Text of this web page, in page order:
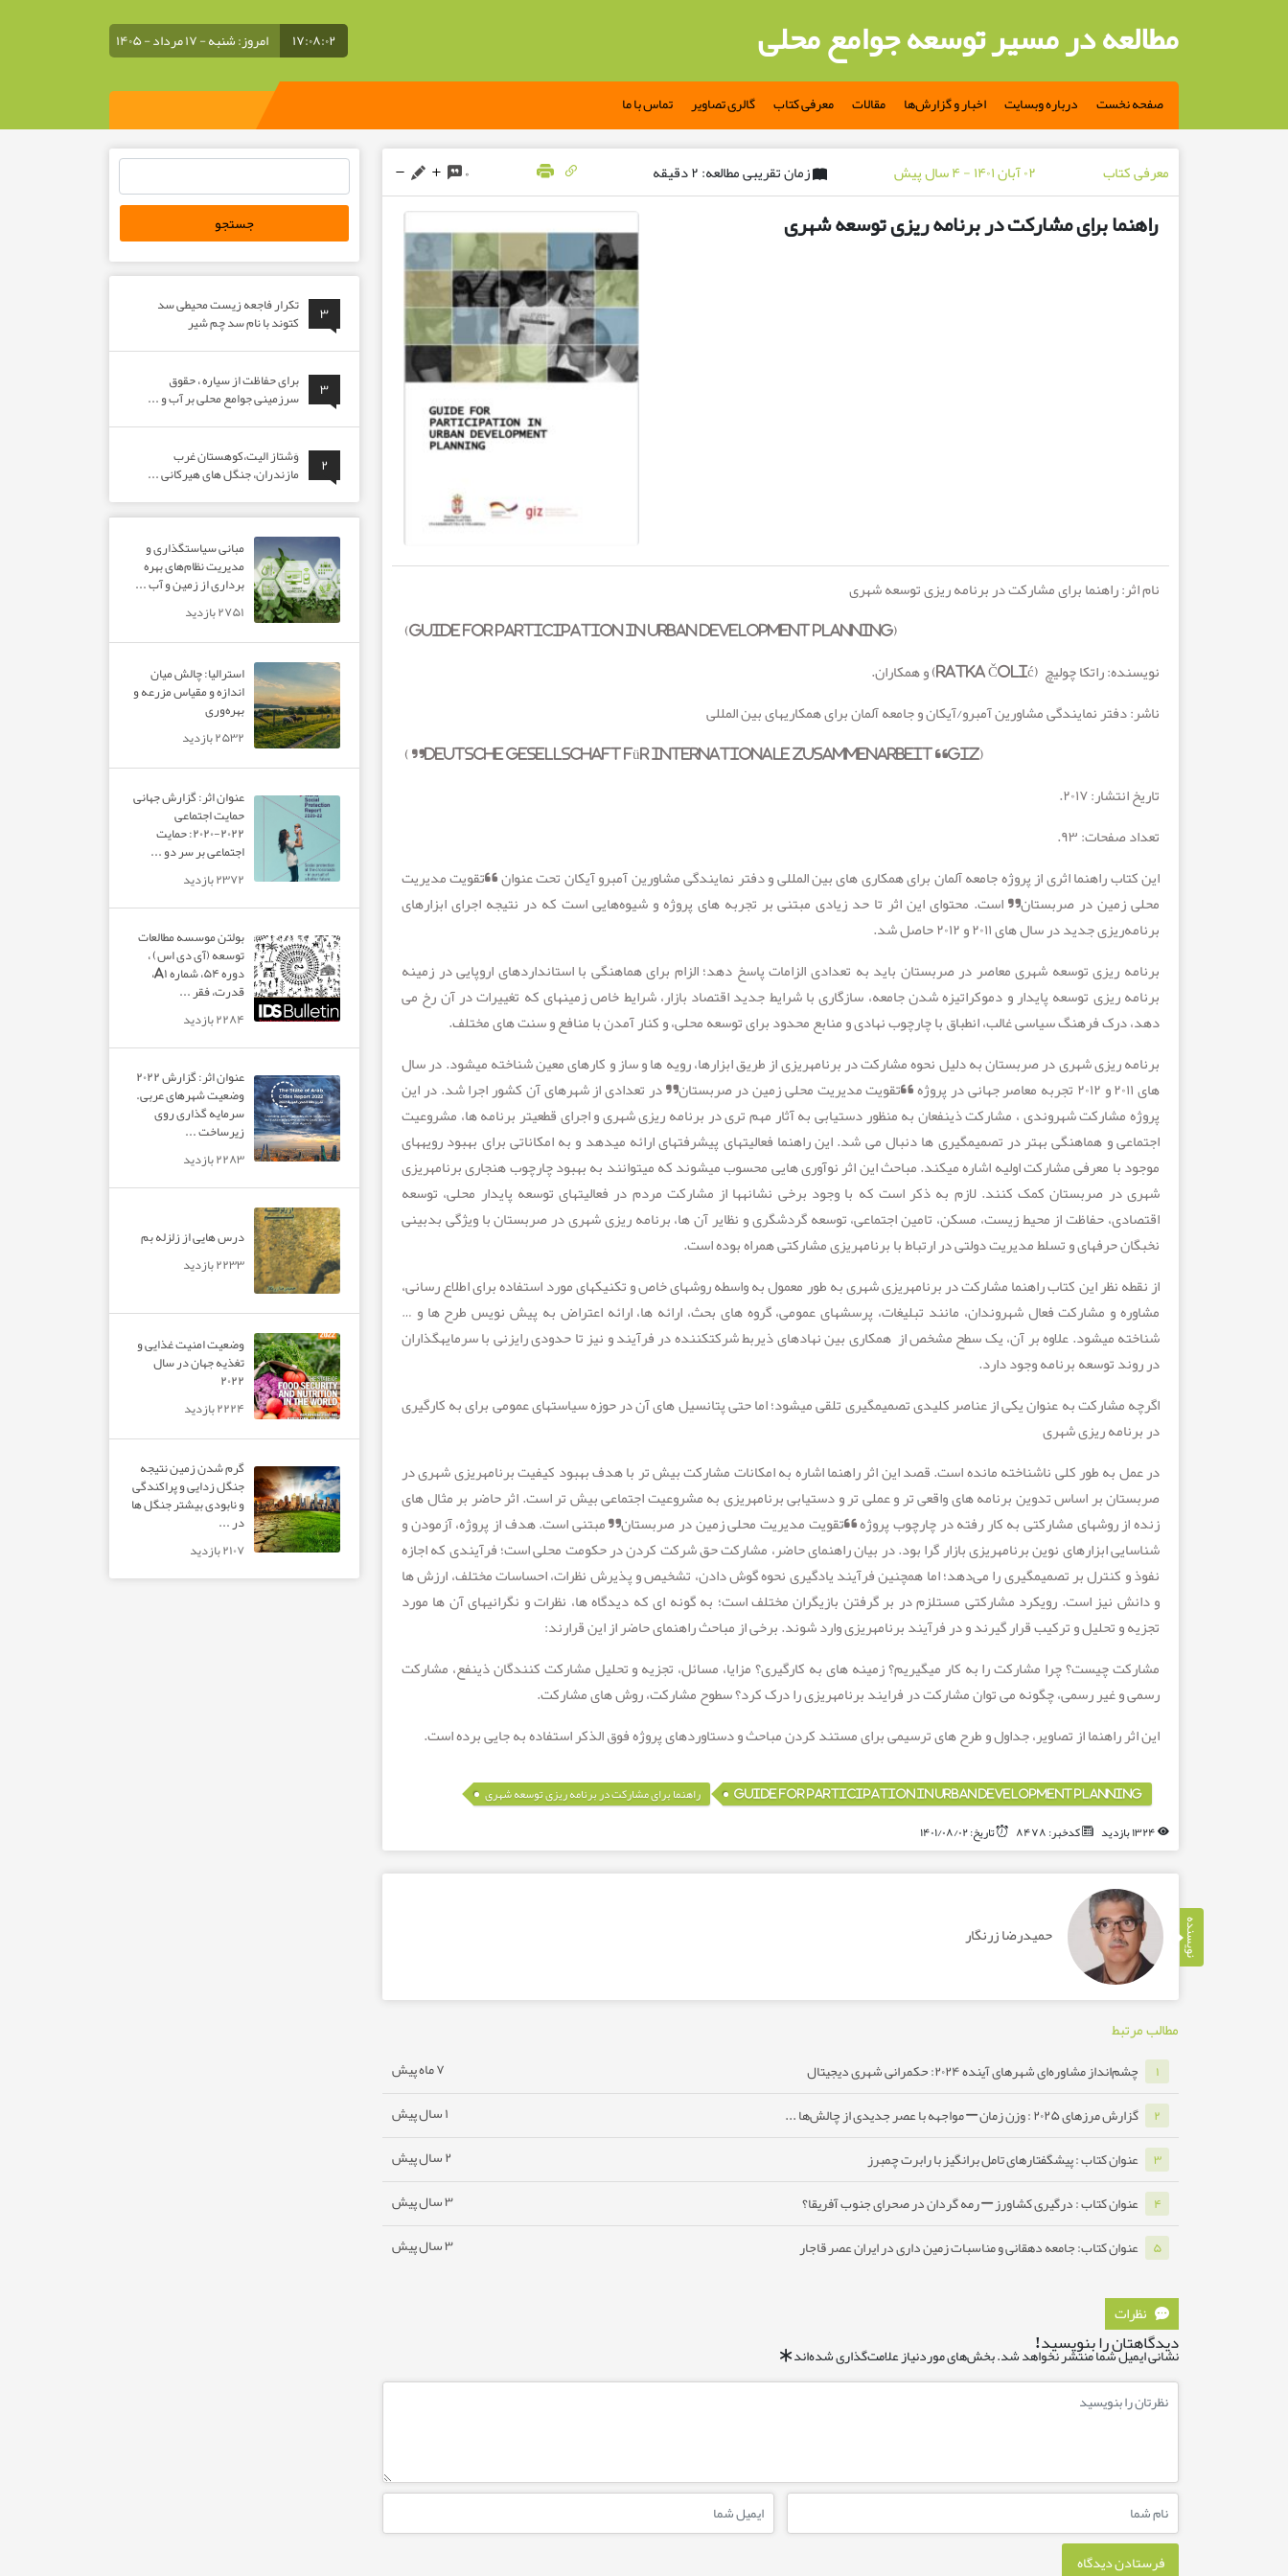
مطالعه در مسیر توسعه جوامع محلی ۱۷:۰۸:۰۳ امروز: شنبه - ۱۷ مرداد - ۱۴۰۵
صفحه نخست درباره وبسایت اخبار و گزارش‌ها مقالات معرفی کتاب گالری تصاویر تماس با ما
معرفی کتاب ۰۲ آبان ۱۴۰۱ - ۴ سال پیش زمان تقریبی مطالعه: ۲ دقیقه ۰
راهنما برای مشارکت در برنامه ریزی توسعه شهری
نام اثر: راهنما برای مشارکت در برنامه ریزی توسعه شهری
(GUIDE FOR PARTICIPATION IN URBAN
DEVELOPMENT PLANNING)
نویسنده: راتکا چولیچ (Ratka Čolić) و همکاران.
ناشر: دفتر نمایندگی مشاورین آمبرو/آیکان و جامعه آلمان برای همکاری­های بین المللی
(Deutsche Gesellschaft für Internationale Zusammenarbeit “GIZ” )
تاریخ انتشار: ۲۰۱۷.
تعداد صفحات: ۹۳.
این کتاب راهنما اثری از پروژه جامعه آلمان برای همکاری های بین المللی و دفتر نمایندگی مشاورین آمبرو آیکان تحت عنوان “تقویت مدیریت
محلی زمین در صربستان” است. محتوای این اثر تا حد زیادی مبتنی بر تجربه های پروژه و شیوه‌هایی است که در نتیجه اجرای ابزارهای
برنامه‌ریزی جدید در سال های ۲۰۱۱ و ۲۰۱۲ حاصل شد.
برنامه ریزی توسعه شهری معاصر در صربستان باید به تعدادی الزامات پاسخ دهد؛ الزام برای هماهنگی با استانداردهای اروپایی در زمینه
برنامه ریزی توسعه پایدار و دموکراتیزه شدن جامعه، سازگاری با شرایط جدید اقتصاد بازار، شرایط خاص زمینه­ای که تغییرات در آن رخ می
دهد، درک فرهنگ سیاسی غالب، انطباق با چارچوب نهادی و منابع محدود برای توسعه محلی، و کنار آمدن با منافع و سنت های مختلف.
برنامه ریزی شهری در صربستان به دلیل نحوه مشارکت در برنامه­ریزی از طریق ابزارها، رویه ها و ساز و کارهای معین شناخته می­شود. در سال
های ۲۰۱۱ و ۲۰۱۲ تجربه معاصر جهانی در پروژه “تقویت مدیریت محلی زمین در صربستان” در تعدادی از شهرهای آن کشور اجرا شد. در این
پروژه مشارکت شهروندی ، مشارکت ذینفعان به منظور دستیابی به آثار مهم تری در برنامه ریزی شهری و اجرای قطعی­تر برنامه ها، مشروعیت
اجتماعی و هماهنگی بهتر در تصمیم­گیری ها دنبال می شد. این راهنما فعالیت­های پیشرفته­ای ارائه می­دهد و به امکاناتی برای بهبود رویه­های
موجود با معرفی مشارکت اولیه اشاره می­کند. مباحث این اثر نوآوری هایی محسوب می­شوند که می­توانند به بهبود چارچوب هنجاری برنامه­ریزی
شهری در صربستان کمک کنند. لازم به ذکر است که با وجود برخی نشانه­ها از مشارکت مردم در فعالیت­های توسعه پایدار محلی، توسعه
اقتصادی، حفاظت از محیط زیست، مسکن، تامین اجتماعی، توسعه گردشگری و نظایر آن ها، برنامه ریزی شهری در صربستان با ویژگی بدبینی
نخبگان حرفه­ای و تسلط مدیریت دولتی در ارتباط با برنامه­ریزی مشارکتی همراه بوده است.
از نقطه نظر این کتاب راهنما مشارکت در برنامه­ریزی شهری به طور معمول به واسطه روش­های خاص و تکنیک­های مورد استفاده برای اطلاع رسانی،
مشاوره و مشارکت فعال شهروندان، مانند تبلیغات، پرسش­های عمومی، گروه های بحث، ارائه ها، ارائه اعتراض به پیش نویس طرح ها و …
شناخته می­شود. علاوه بر آن، یک سطح مشخص از همکاری بین نهادهای ذیربط شرکت­کننده در فرآیند و نیز تا حدودی رایزنی با سرمایه­گذاران
در روند توسعه برنامه وجود دارد.
اگرچه مشارکت به عنوان یکی از عناصر کلیدی تصمیم­گیری تلقی می­شود؛ اما حتی پتانسیل های آن در حوزه سیاست­های عمومی برای به کارگیری
در برنامه ریزی شهری
در عمل به طور کلی ناشناخته مانده است. قصد این اثر راهنما اشاره به امکانات مشارکت بیش تر با هدف بهبود کیفیت برنامه­ریزی شهری در
صربستان بر اساس تدوین برنامه های واقعی تر و عملی تر و دستیابی برنامه­ریزی به مشروعیت اجتماعی بیش تر است. اثر حاضر بر مثال های
زنده از روش­های مشارکتی به کار رفته در چارچوب پروژه “تقویت مدیریت محلی زمین در صربستان” مبتنی است. هدف از پروژه، آزمودن و
شناسایی ابزارهای نوین برنامه­ریزی بازار گرا بود. در بیان راهنمای حاضر، مشارکت حق شرکت کردن در حکومت محلی است؛ فرآیندی که اجازه
نفوذ و کنترل بر تصمیم­گیری را می‌دهد؛ اما همچنین فرآیند یادگیری نحوه گوش دادن، تشخیص و پذیرش نظرات، احساسات مختلف، ارزش ها
و دانش نیز است. رویکرد مشارکتی مستلزم در بر گرفتن بازیگران مختلف است؛ به گونه ای که دیدگاه ها، نظرات و نگرانی­های آن ها مورد
تجزیه و تحلیل و ترکیب قرار گیرند و در فرآیند برنامه­ریزی وارد شوند. برخی از مباحث راهنمای حاضر از این قرارند:
مشارکت چیست؟ چرا مشارکت را به کار می­گیریم؟ زمینه های به کارگیری؟ مزایا، مسائل، تجزیه و تحلیل مشارکت کنندگان ذینفع، مشارکت
رسمی و غیر رسمی، چگونه می توان مشارکت در فرایند برنامه­ریزی را درک کرد؟ سطوح مشارکت، روش های مشارکت.
این اثر راهنما از تصاویر، جداول و طرح های ترسیمی برای مستند کردن مباحث و دستاوردهای پروژه فوق الذکر استفاده به جایی برده است.
GUIDE FOR PARTICIPATION IN URBAN DEVELOPMENT PLANNING راهنما برای مشارکت در برنامه ریزی توسعه شهری
کدخبر: ۸۴۷۸ تاریخ: ۱۴۰۱/۰۸/۰۲
نویسنده حمیدرضا زرنگار
مطالب مرتبط
۱ چشم‌انداز مشاوره‌ای شهرهای آینده ۲۰۲۴: حکمرانی شهری دیجیتال ۷ ماه پیش
۲ گزارش مرزهای ۲۰۲۵ : وزن زمان – مواجهه با عصر جدیدی از چالش‌ها ... ۱ سال پیش
۳ عنوان کتاب : پیشگفتارهای تامل برانگیز با رابرت چمبرز ۲ سال پیش
۴ عنوان کتاب : درگیری کشاورز – رمه گردان در صحرای جنوب آفریقا؟ ۳ سال پیش
۵ عنوان کتاب: جامعه دهقانی و مناسبات زمین داری در ایران عصر قاجار ۳ سال پیش
نظرات
دیدگاهتان را بنویسید!
نشانی ایمیل شما منتشر نخواهد شد. بخش‌های موردنیاز علامت‌گذاری شده‌اند*
۳
تکرار فاجعه زیست محیطی سد
کتوند با نام سد چم شیر
۳
برای حفاظت از سیاره ، حقوق
سرزمینی جوامع محلی بر آب و ...
۲
وَشتاز الیت،کوهستان غرب
مازندران، جنگل های هیرکانی ...
مبانی سیاستگذاری و
مدیریت نظام‌های بهره‌
برداری از زمین و آب ...
۲۷۵۱ بازدید
استرالیا: چالش میان
اندازه و مقیاس مزرعه و
بهره‌وری
۲۵۳۲ بازدید
عنوان اثر: گزارش جهانی
حمایت اجتماعی
۲۰۲۲-۲۰۲۰: حمایت
اجتماعی بر سر دو ...
۲۳۷۲ بازدید
بولتن موسسه مطالعات
توسعه (آی دی اس) ،
دوره ۵۴، شماره A۱،
قدرت، فقر ...
۲۲۸۴ بازدید
عنوان اثر: گزارش ۲۰۲۲
وضعیت شهرهای عربی.
سرمایه گذاری روی
زیرساخت ...
۲۲۸۳ بازدید
درس هایی از زلزله بم
۲۲۳۳ بازدید
وضعیت امنیت غذایی و
تغذیه جهان در سال
۲۰۲۲
۲۲۲۴ بازدید
گرم شدن زمین نتیجه
جنگل زدایی و پراکندگی
و نابودی بیشتر جنگل ها
در ...
۲۱۰۷ بازدید